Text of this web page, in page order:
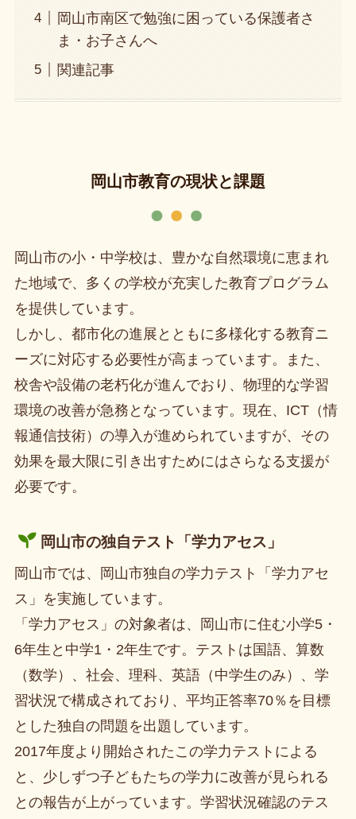
岡山市南区で勉強に困っている保護者さ
ま・お子さんへ
関連記事
岡山市教育の現状と課題
岡山市の小・中学校は、豊かな自然環境に恵まれ
た地域で、多くの学校が充実した教育プログラム
を提供しています。
しかし、都市化の進展とともに多様化する教育ニ
ーズに対応する必要性が高まっています。また、
校舎や設備の老朽化が進んでおり、物理的な学習
環境の改善が急務となっています。現在、ICT（情
報通信技術）の導入が進められていますが、その
効果を最大限に引き出すためにはさらなる支援が
必要です。
岡山市の独自テスト 「学力アセス」
岡山市では、岡山市独自の学力テスト「学力アセ
ス」を実施しています。
「学力アセス」の対象者は、岡山市に住む小学5・
6年生と中学1・2年生です。テストは国語、算数
（数学）、社会、理科、英語（中学生のみ）、学
習状況で構成されており、平均正答率70％を目標
とした独自の問題を出題しています。
2017年度より開始されたこの学力テストによる
と、少しずつ子どもたちの学力に改善が見られる
との報告が上がっています。学習状況確認のテス